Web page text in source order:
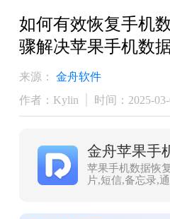
如何有效恢复手机
骤解决苹果手机数
来源：
金舟软件
作者：Kylin
时间：2025-
苹果手机数据恢
片,短信,备忘录,